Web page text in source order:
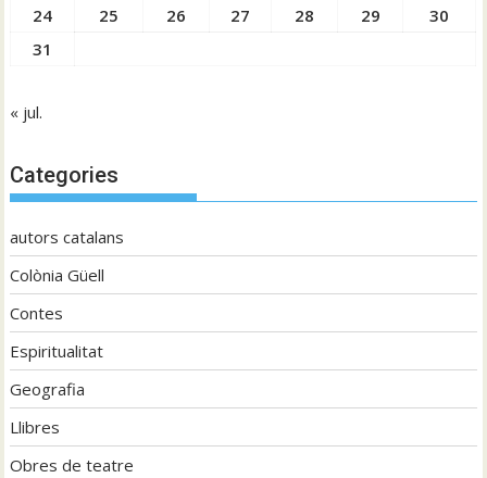
24
25 26 27 28 29
30
31
« jul.
Categories
autors catalans
Colònia Güell
Contes
Espiritualitat
Geografia
Llibres
Obres de teatre